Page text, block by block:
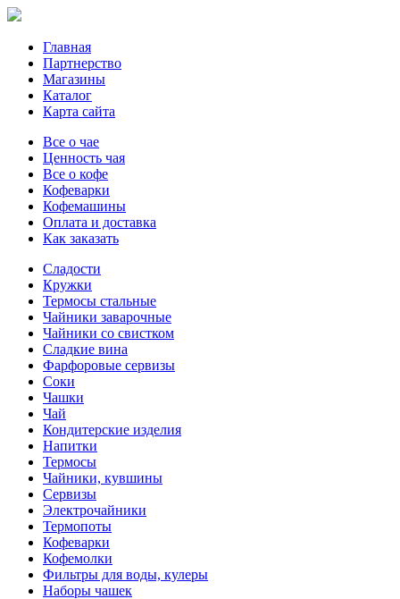
Главная
Партнерство
Магазины
Каталог
Карта сайта
Все о чае
Ценность чая
Все о кофе
Кофеварки
Кофемашины
Оплата и доставка
Как заказать
Сладости
Кружки
Термосы стальные
Чайники заварочные
Чайники со свистком
Сладкие вина
Фарфоровые сервизы
Соки
Чашки
Чай
Кондитерские изделия
Напитки
Термосы
Чайники, кувшины
Сервизы
Электрочайники
Термопоты
Кофеварки
Кофемолки
Фильтры для воды, кулеры
Наборы чашек